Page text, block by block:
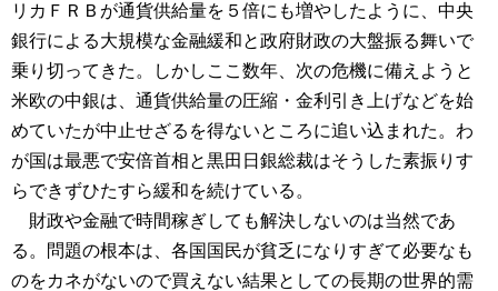
リカＦＲＢが通貨供給量を５倍にも増やしたように、中央
銀行による大規模な金融緩和と政府財政の大盤振る舞いで
乗り切ってきた。しかしここ数年、次の危機に備えようと
米欧の中銀は、通貨供給量の圧縮・金利引き上げなどを始
めていたが中止せざるを得ないところに追い込まれた。わ
が国は最悪で安倍首相と黒田日銀総裁はそうした素振りす
らできずひたすら緩和を続けている。
財政や金融で時間稼ぎしても解決しないのは当然であ
る。問題の根本は、各国国民が貧乏になりすぎて必要なも
のをカネがないので買えない結果としての長期の世界的需